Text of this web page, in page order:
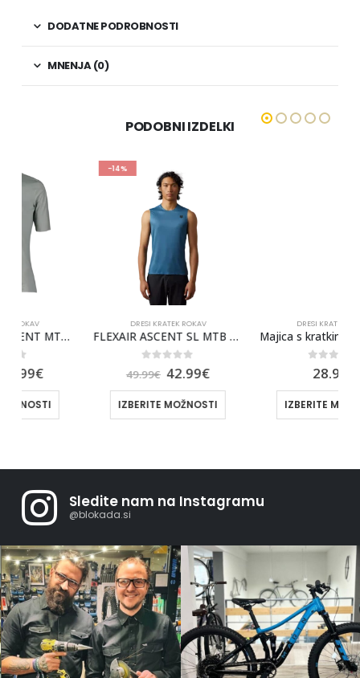
DODATNE PODROBNOSTI
MNENJA (0)
PODOBNI IZDELKI
DRESI KRATEK ROKAV
FLEXAIR ASCENT SL MTB KRATKA MAJICA BREZ ROKAVOV FOX [DRK SLT]
42.99€
IZBERITE MOŽNOSTI
DRESI KRATEK ROKAV
Majica s kratkimi rokavi FORCE T10
IZBERITE MOŽNOSTI
Sledite nam na Instagramu
@blokada.si